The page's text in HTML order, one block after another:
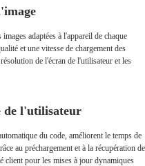
adaptées à l'appareil de chaque
et une vitesse de chargement des
de l'écran de l'utilisateur et les
de l'utilisateur
du code, améliorent le temps de
au préchargement et à la récupération de
client pour les mises à jour dynamiques